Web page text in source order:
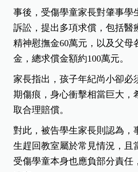
事後，受傷學童家長對肇事學
訴訟，提出多項求償，包括醫
精神慰撫金60萬元，以及父母
金，總求償金額約100萬元。
家長指出，孩子年紀尚小卻必
期傷痕，身心衝擊相當巨大，
取合理賠償。
對此，被告學生家長則認為，
生趕回教室屬於常見情況，且
受傷學童本身也應負部分責任